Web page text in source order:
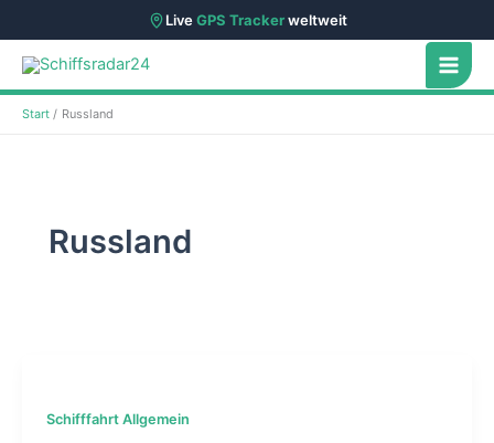
LiveGPS Trackerweltweit
Zum
Inhalt
springen
Start Russland
Russland
Schifffahrt Allgemein